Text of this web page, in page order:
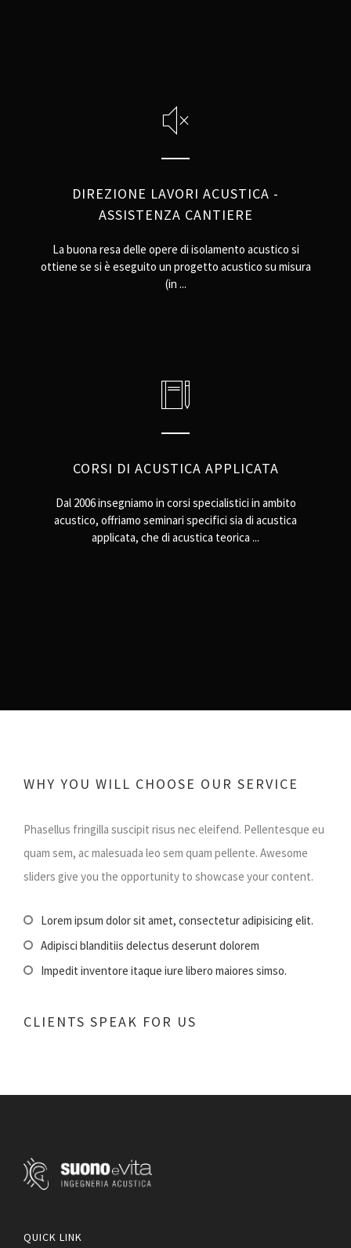
DIREZIONE LAVORI ACUSTICA -
ASSISTENZA CANTIERE
La buona resa delle opere di isolamento acustico si
ottiene se si è eseguito un progetto acustico su misura
(in ...
CORSI DI ACUSTICA APPLICATA
Dal 2006 insegniamo in corsi specialistici in ambito
acustico, offriamo seminari specifici sia di acustica
applicata, che di acustica teorica ...
WHY YOU WILL CHOOSE OUR SERVICE
Phasellus fringilla suscipit risus nec eleifend. Pellentesque eu
quam sem, ac malesuada leo sem quam pellente. Awesome
sliders give you the opportunity to showcase your content.
Lorem ipsum dolor sit amet, consectetur adipisicing elit.
Adipisci blanditiis delectus deserunt dolorem
Impedit inventore itaque iure libero maiores simso.
CLIENTS SPEAK FOR US
QUICK LINK